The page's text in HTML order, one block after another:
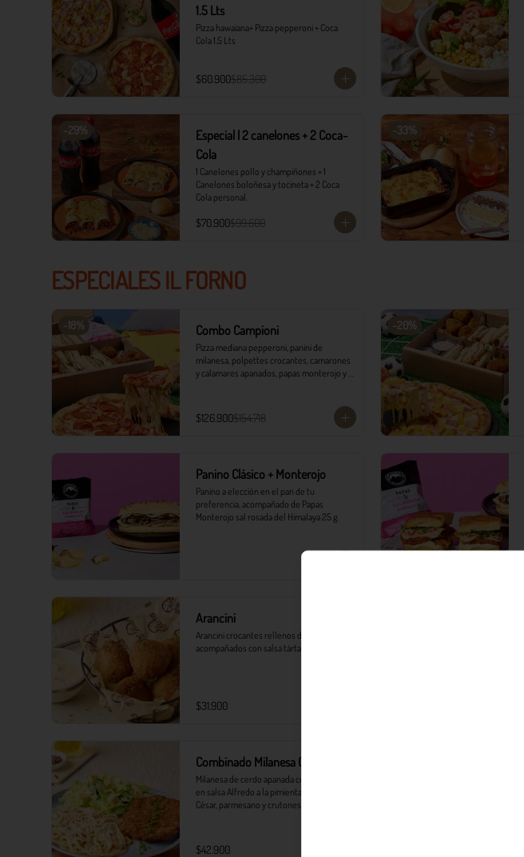
1.5 Lts
Pizza hawaiana+ Pizza pepperoni + Coca
Cola 1.5 Lts
$60.900$85.300
-29%
Especial | 2 canelones + 2 Coca-
Cola
1 Canelones pollo y champiñones + 1
Canelones boloñesa y tocineta + 2 Coca
Cola personal.
$70.900$99.600
-33%
ESPECIALES IL FORNO
-18% Combo Campioni
Pizza mediana pepperoni, panini de
milanesa, polpettes crocantes, camarones
y calamares apanados, papas monterojo y
$126.900$154.718
-20%
Panino Clásico + Monterojo
Panino a elección en el pan de tu
preferencia, acompañado de Papas
Monterojo sal rosada del Himalaya 25 g.
Arancini
Arancini crocantes rellenos de mozzarella,
acompañados con salsa tártara.
$31.900
Combinado Milanesa Crocanti
Milanesa de cerdo apanada con spaghetti
en salsa Alfredo a la pimienta, ensalada
César, parmesano y crutones.
$42.900